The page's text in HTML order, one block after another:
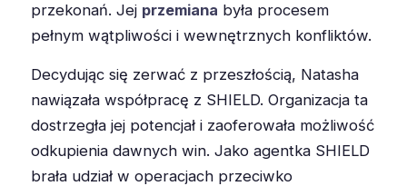
przekonań. Jej przemiana była procesem
pełnym wątpliwości i wewnętrznych konfliktów.
Decydując się zerwać z przeszłością, Natasha
nawiązała współpracę z SHIELD. Organizacja ta
dostrzegła jej potencjał i zaoferowała możliwość
odkupienia dawnych win. Jako agentka SHIELD
brała udział w operacjach przeciwko